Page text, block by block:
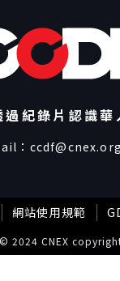
紀錄片認識華
：
© 2024 CNEX
網站使用規範